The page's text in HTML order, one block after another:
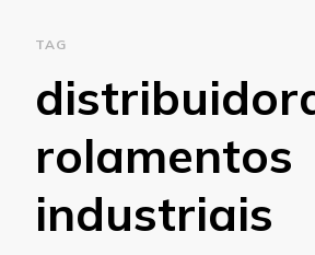
TAG
rolamentos
industriais